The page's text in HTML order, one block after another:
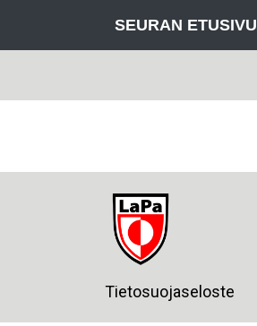
SEURAN ETUSIVU
Tietosuojaseloste